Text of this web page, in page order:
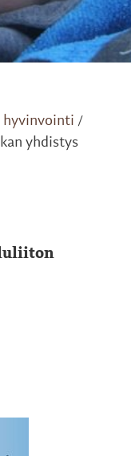
hyvinvointi /
yhdistys